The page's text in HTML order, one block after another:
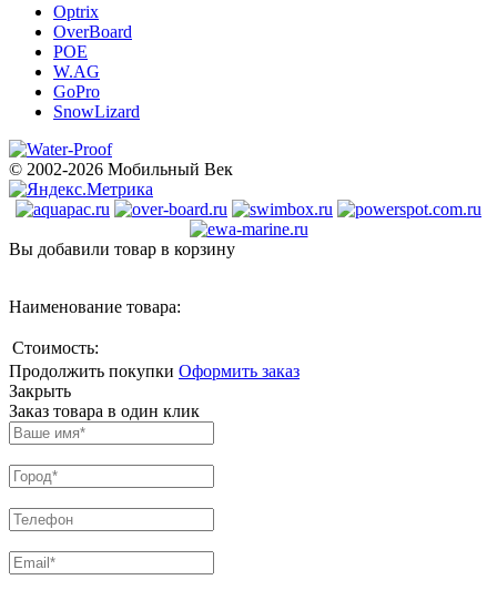
Optrix
OverBoard
POE
W.AG
GoPro
SnowLizard
© 2002-2026 Мобильный Век
Вы добавили товар в корзину
Наименование товара:
Стоимость:
Продолжить покупки Оформить заказ
Закрыть
Заказ товара в один клик